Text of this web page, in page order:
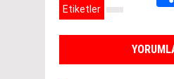
Etiketler